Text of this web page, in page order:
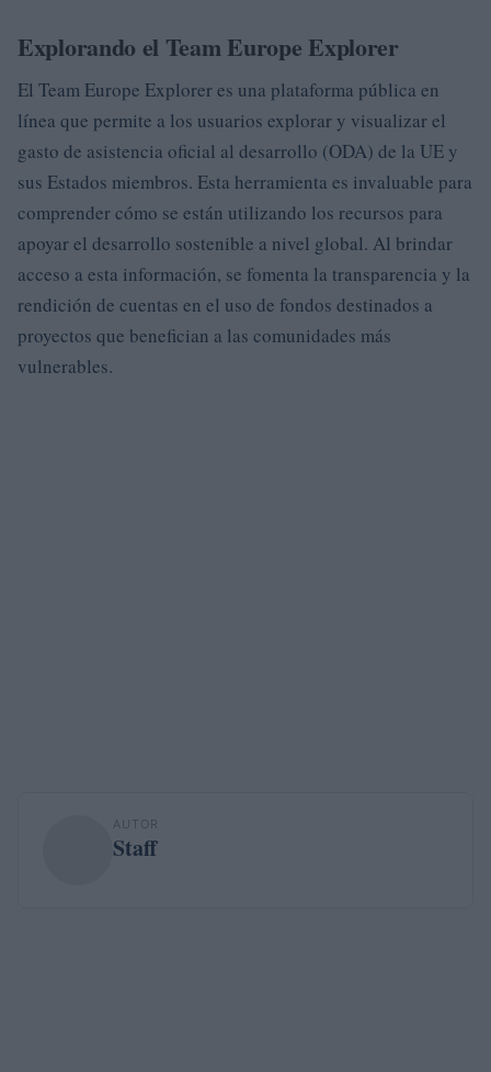
Explorando el Team Europe Explorer
El Team Europe Explorer es una plataforma pública en
línea que permite a los usuarios explorar y visualizar el
gasto de asistencia oficial al desarrollo (ODA) de la UE y
sus Estados miembros. Esta herramienta es invaluable para
comprender cómo se están utilizando los recursos para
apoyar el desarrollo sostenible a nivel global. Al brindar
acceso a esta información, se fomenta la transparencia y la
rendición de cuentas en el uso de fondos destinados a
proyectos que benefician a las comunidades más
vulnerables.
AUTOR
Staff